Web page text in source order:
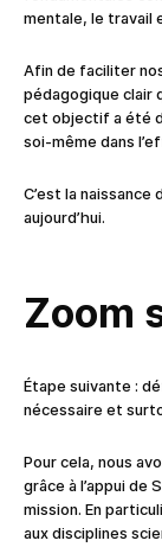
mentale, le travail
Afin de faciliter
pédagogique clair
cet objectif a été
soi-même dans
C’est la naissance
aujourd’hui.
Zoom
Étape suivante :
nécessaire et
Pour cela, nous
grâce à l’appui de
mission. En
aux disciplines